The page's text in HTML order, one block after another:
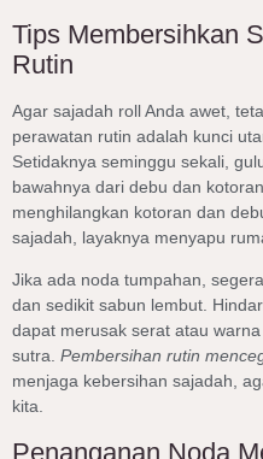
Tips Membersihkan
Rutin
Agar sajadah roll Anda awet,
perawatan rutin adalah kunci
Setidaknya seminggu sekali,
bawahnya dari debu dan
menghilangkan kotoran dan
sajadah, layaknya menyapu
Jika ada noda tumpahan,
dan sedikit sabun lembut.
dapat merusak serat atau
sutra. Pembersihan rutin
menjaga kebersihan sajadah,
kita.
Penanganan Noda